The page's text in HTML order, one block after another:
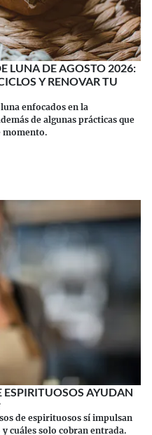
LUNA DE AGOSTO 2026:
Y RENOVAR TU
enfocados en la
de algunas prácticas que
momento.
ESPIRITUOSOS AYUDAN
de espirituosos sí impulsan
cuáles solo cobran entrada.